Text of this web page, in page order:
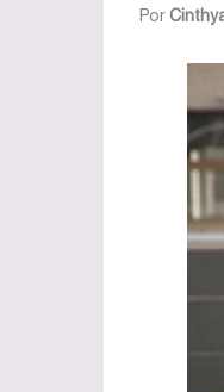
Por